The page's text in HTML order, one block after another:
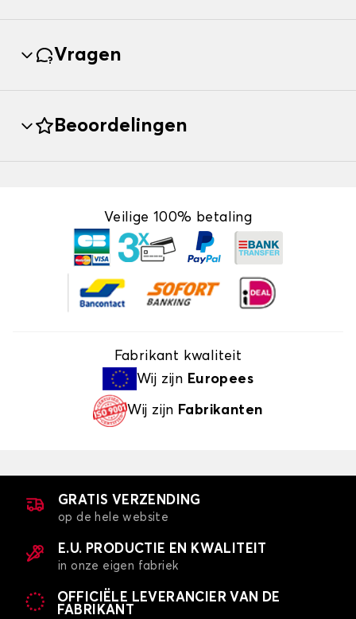
Vragen
Beoordelingen
Veilige 100% betaling
Fabrikant kwaliteit
Wij zijn Europees
Wij zijn Fabrikanten
GRATIS VERZENDING
op de hele website
E.U. PRODUCTIE EN KWALITEIT
in onze eigen fabriek
OFFICIËLE LEVERANCIER VAN DE
FABRIKANT